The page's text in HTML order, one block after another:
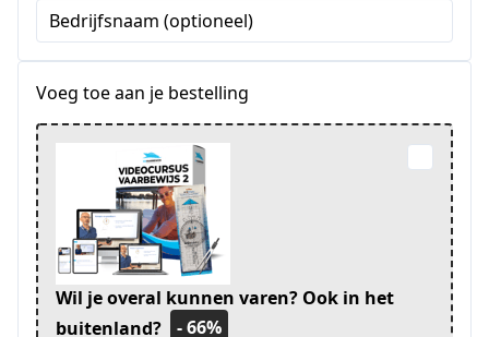
Bedrijfsnaam (optioneel)
Voeg toe aan je bestelling
Wil je overal kunnen varen? Ook in het
buitenland?
- 66%